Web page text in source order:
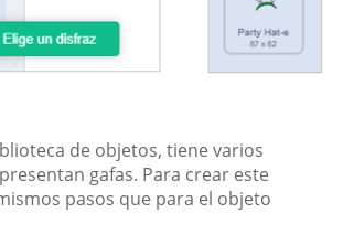
de objetos, tiene varios
gafas. Para crear este
pasos que para el objeto